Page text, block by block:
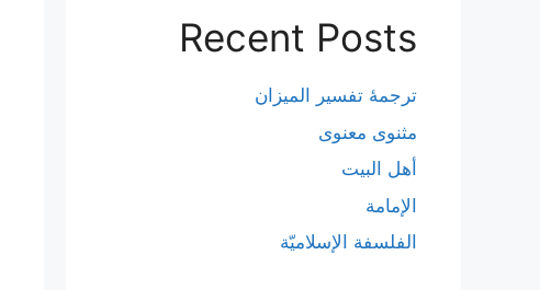
Recent Posts
ترجمۀ تفسیر المیزان
مثنوی معنوی
أهل البيت
الإمامة
الفلسفة الإسلاميّة